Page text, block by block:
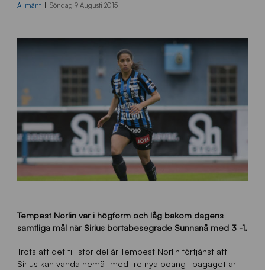
Allmänt Söndag 9 Augusti 2015
Tempest Norlin var i högform och låg bakom dagens
samtliga mål när Sirius bortabesegrade Sunnanå med 3 -1.
Trots att det till stor del är Tempest Norlin förtjänst att
Sirius kan vända hemåt med tre nya poäng i bagaget är